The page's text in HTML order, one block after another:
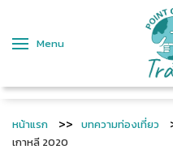
Menu
หน้าแรก บทความท่องเที่ยว
เกาหลี 2020